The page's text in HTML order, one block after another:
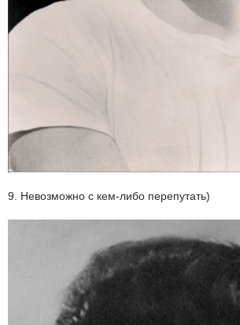
9. Невозможно с кем-либо перепутать)